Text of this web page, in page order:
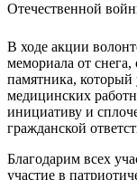
Отечественной
В ходе акции
мемориала от
памятника, который
медицинских
инициативу и
гражданской
Благодарим всех
участие в